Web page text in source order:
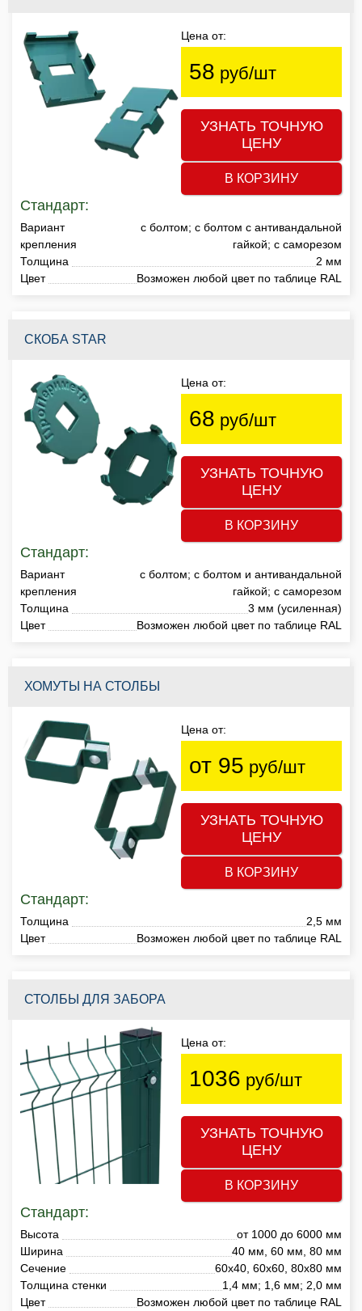
Цена от:
58 руб/шт
УЗНАТЬ ТОЧНУЮ
ЦЕНУ
В КОРЗИНУ
Стандарт:
Вариант
крепления
с болтом; с болтом с антивандальной
гайкой; с саморезом
Толщина
2 мм
Цвет
Возможен любой цвет по таблице RAL
СКОБА STAR
Цена от:
68 руб/шт
УЗНАТЬ ТОЧНУЮ
ЦЕНУ
В КОРЗИНУ
Стандарт:
Вариант
крепления
с болтом; с болтом и антивандальной
гайкой; с саморезом
Толщина
3 мм (усиленная)
Цвет
Возможен любой цвет по таблице RAL
ХОМУТЫ НА СТОЛБЫ
Цена от:
от 95 руб/шт
УЗНАТЬ ТОЧНУЮ
ЦЕНУ
В КОРЗИНУ
Стандарт:
Толщина
2,5 мм
Цвет
Возможен любой цвет по таблице RAL
СТОЛБЫ ДЛЯ ЗАБОРА
Цена от:
1036 руб/шт
УЗНАТЬ ТОЧНУЮ
ЦЕНУ
В КОРЗИНУ
Стандарт:
Высота
от 1000 до 6000 мм
Ширина
40 мм, 60 мм, 80 мм
Сечение
60х40, 60х60, 80х80 мм
Толщина стенки
1,4 мм; 1,6 мм; 2,0 мм
Цвет
Возможен любой цвет по таблице RAL